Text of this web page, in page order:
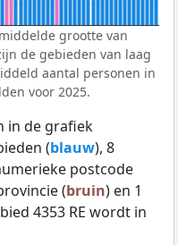
grootte van
de gebieden van laag
aantal personen in
voor 2025.
in de grafiek
(blauw), 8
postcode
(bruin) en 1
4353 RE wordt in